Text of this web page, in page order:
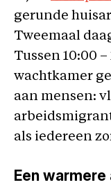
gerunde
Tweemaal
Tussen 10:00 –
wachtkamer
aan mensen:
als iedereen
Een warmere